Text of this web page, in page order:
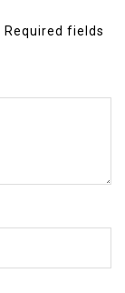
Required fields